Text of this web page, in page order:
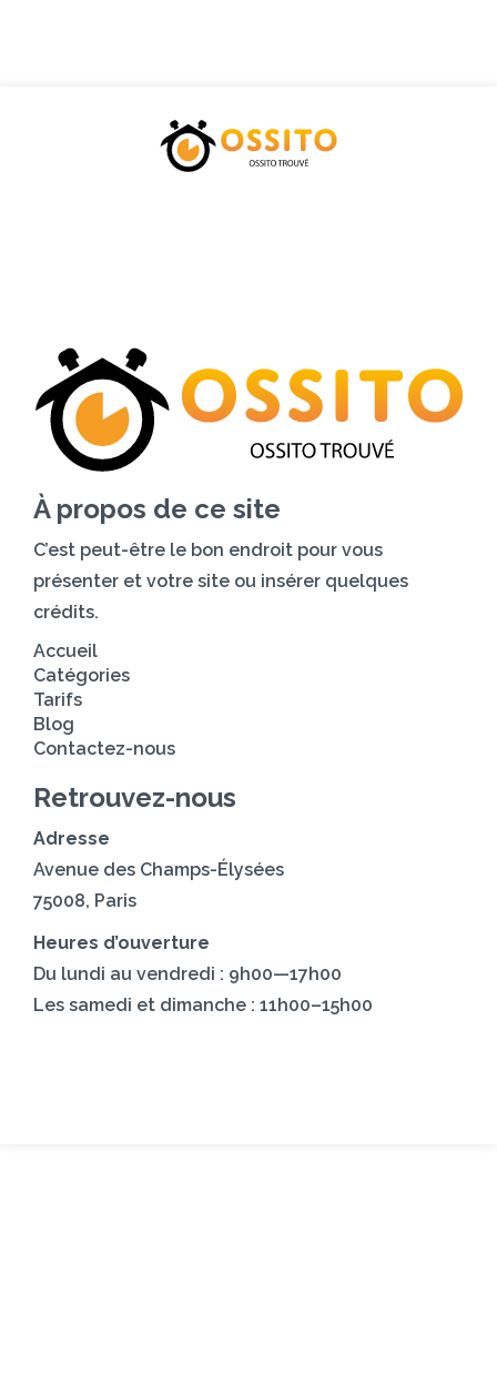
À propos de ce site
C’est peut-être le bon endroit pour vous
présenter et votre site ou insérer quelques
crédits.
Accueil
Catégories
Tarifs
Blog
Contactez-nous
Retrouvez-nous
Adresse
Avenue des Champs-Élysées
75008, Paris
Heures d’ouverture
Du lundi au vendredi : 9h00—17h00
Les samedi et dimanche : 11h00–15h00